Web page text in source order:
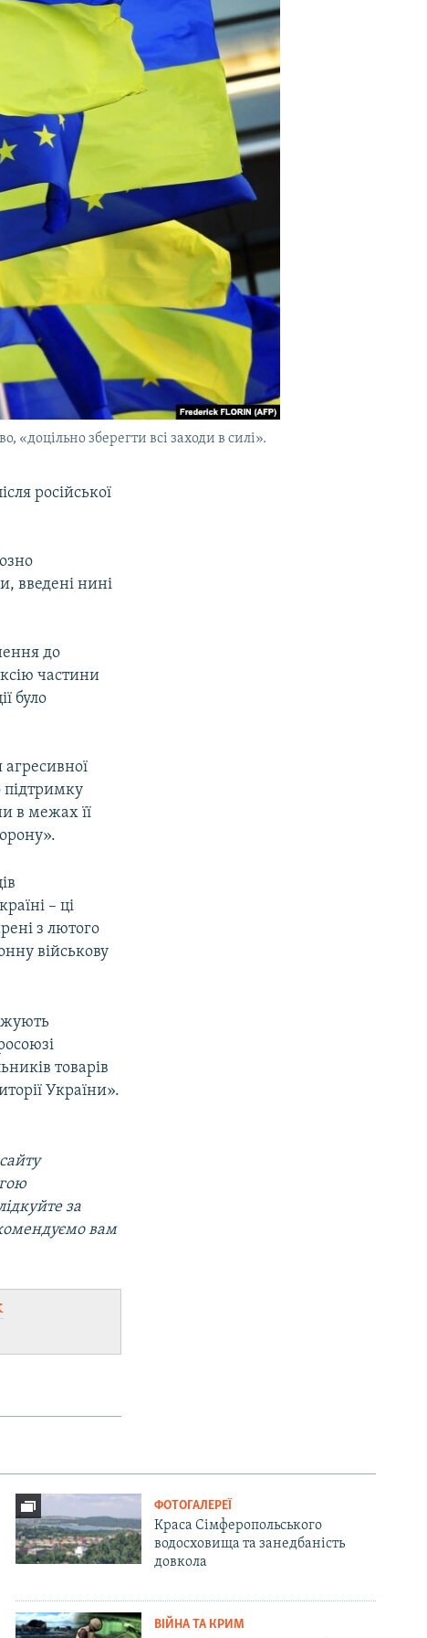
зберегти всі заходи в силі».
російської
введені нині
до
частини
було
підтримку
в межах її
– ці
з лютого
військову
товарів
України».
за
вам
ФОТОГАЛЕРЕЇ
Краса Сімферопольського
водосховища та занедбаність
довкола
ВІЙНА ТА КРИМ